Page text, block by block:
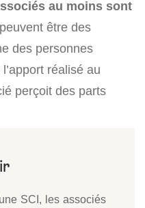
au moins sont
être des
des personnes
réalisé au
perçoit des parts
SCI, les associés